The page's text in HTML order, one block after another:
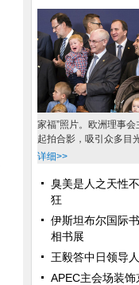
家福”照片。欧洲理事
起拍合影，吸引众多目
详细>>
臭美是人之天性
狂
伊斯坦布尔国际
相书展
王毅答中日领导
APEC主会场装饰